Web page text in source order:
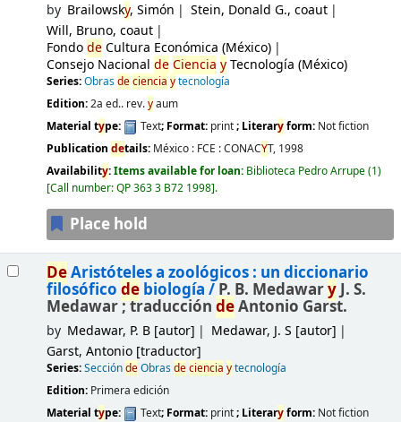
by Brailowsky, Simón
Stein, Donald G., coaut
Will, Bruno, coaut
FondodeCultura Económica (México)
Consejo Nacional de Ciencia yTecnología (México)
Series:Obrasdeciencia ytecnología
Edition:2a ed.. rev.yaum
Material type: Text; Format: print; Literaryform: Not fiction
Publication details: México : FCE : CONACYT, 1998
Availability:Items available for loan: Biblioteca Pedro Arrupe(1)
Call number:QP 363 3 B72 1998 .
Place hold
DeAristóteles a zoológicos : un diccionario
filosófico debiología /P. B. MedawaryJ. S.
Medawar ; traducción deAntonio Garst.
by Medawar, P. B[autor] Medawar, J. S [autor]
Garst, Antonio[traductor]
Series:SeccióndeObrasdeciencia ytecnología
Edition: Primera edición
Material type: Text; Format: print; Literaryform: Not fiction